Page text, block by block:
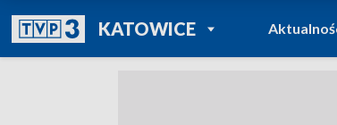
KATOWICEPOWRÓT DO
TVP REGIONY